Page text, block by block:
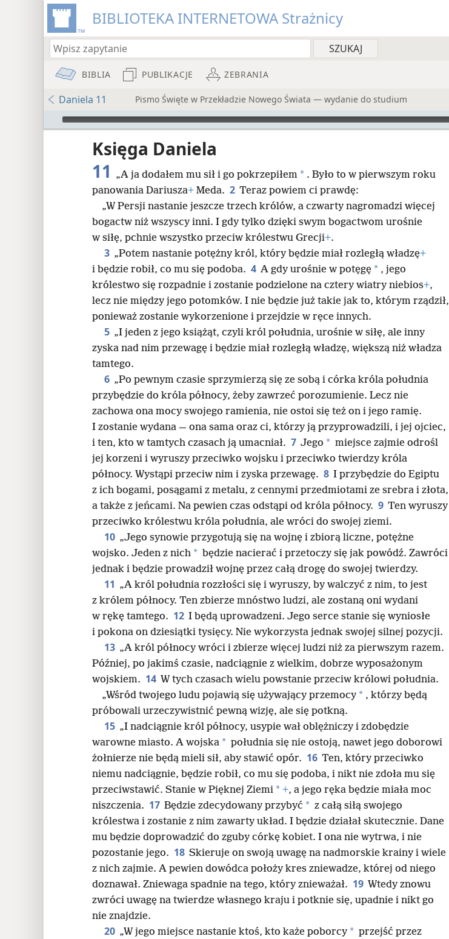
BIBLIOTEKA INTERNETOWA Strażnicy
BIBLIA PUBLIKACJE ZEBRANIA
Daniela 11 Pismo Święte w Przekładzie Nowego Świata — wydanie do studium
Audio Player
Księga Daniela
11
„A ja dodałem mu sił i go pokrzepiłem * . Było to w pierwszym roku
panowania Dariusza+ Meda. 2 Teraz powiem ci prawdę:
„W Persji nastanie jeszcze trzech królów, a czwarty nagromadzi więcej
bogactw niż wszyscy inni. I gdy tylko dzięki swym bogactwom urośnie
w siłę, pchnie wszystko przeciw królestwu Grecji+.
3 „Potem nastanie potężny król, który będzie miał rozległą władzę+
i będzie robił, co mu się podoba. 4 A gdy urośnie w potęgę * , jego
królestwo się rozpadnie i zostanie podzielone na cztery wiatry niebios+,
lecz nie między jego potomków. I nie będzie już takie jak to, którym rządził,
ponieważ zostanie wykorzenione i przejdzie w ręce innych.
5 „I jeden z jego książąt, czyli król południa, urośnie w siłę, ale inny
zyska nad nim przewagę i będzie miał rozległą władzę, większą niż władza
tamtego.
6 „Po pewnym czasie sprzymierzą się ze sobą i córka króla południa
przybędzie do króla północy, żeby zawrzeć porozumienie. Lecz nie
zachowa ona mocy swojego ramienia, nie ostoi się też on i jego ramię.
I zostanie wydana — ona sama oraz ci, którzy ją przyprowadzili, i jej ojciec,
i ten, kto w tamtych czasach ją umacniał. 7 Jego * miejsce zajmie odrośl
jej korzeni i wyruszy przeciwko wojsku i przeciwko twierdzy króla
północy. Wystąpi przeciw nim i zyska przewagę. 8 I przybędzie do Egiptu
z ich bogami, posągami z metalu, z cennymi przedmiotami ze srebra i złota,
a także z jeńcami. Na pewien czas odstąpi od króla północy. 9 Ten wyruszy
przeciwko królestwu króla południa, ale wróci do swojej ziemi.
10 „Jego synowie przygotują się na wojnę i zbiorą liczne, potężne
wojsko. Jeden z nich * będzie nacierać i przetoczy się jak powódź. Zawróci
jednak i będzie prowadził wojnę przez całą drogę do swojej twierdzy.
11 „A król południa rozzłości się i wyruszy, by walczyć z nim, to jest
z królem północy. Ten zbierze mnóstwo ludzi, ale zostaną oni wydani
w rękę tamtego. 12 I będą uprowadzeni. Jego serce stanie się wyniosłe
i pokona on dziesiątki tysięcy. Nie wykorzysta jednak swojej silnej pozycji.
13 „A król północy wróci i zbierze więcej ludzi niż za pierwszym razem.
Później, po jakimś czasie, nadciągnie z wielkim, dobrze wyposażonym
wojskiem. 14 W tych czasach wielu powstanie przeciw królowi południa.
„Wśród twojego ludu pojawią się używający przemocy * , którzy będą
próbowali urzeczywistnić pewną wizję, ale się potkną.
15 „I nadciągnie król północy, usypie wał oblężniczy i zdobędzie
warowne miasto. A wojska * południa się nie ostoją, nawet jego doborowi
żołnierze nie będą mieli sił, aby stawić opór. 16 Ten, który przeciwko
niemu nadciągnie, będzie robił, co mu się podoba, i nikt nie zdoła mu się
przeciwstawić. Stanie w Pięknej Ziemi * +, a jego ręka będzie miała moc
niszczenia. 17 Będzie zdecydowany przybyć * z całą siłą swojego
królestwa i zostanie z nim zawarty układ. I będzie działał skutecznie. Dane
mu będzie doprowadzić do zguby córkę kobiet. I ona nie wytrwa, i nie
pozostanie jego. 18 Skieruje on swoją uwagę na nadmorskie krainy i wiele
z nich zajmie. A pewien dowódca położy kres zniewadze, której od niego
doznawał. Zniewaga spadnie na tego, który znieważał. 19 Wtedy znowu
zwróci uwagę na twierdze własnego kraju i potknie się, upadnie i nikt go
nie znajdzie.
20 „W jego miejsce nastanie ktoś, kto każe poborcy * przejść przez